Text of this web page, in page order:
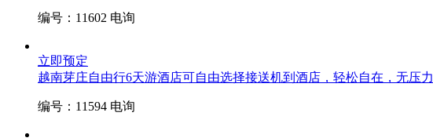
编号：11602 电询
立即预定
越南芽庄自由行6天游酒店可自由选择接送机到酒店，轻松自在，无压力
编号：11594 电询